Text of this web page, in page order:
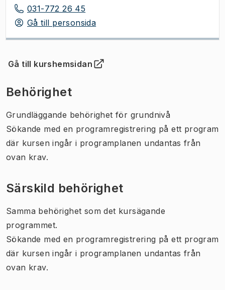
031-772 26 45
Gå till personsida
Gå till kurshemsidan
(Öppnas i ny flik)
Behörighet
Grundläggande behörighet för grundnivå
Sökande med en programregistrering på ett program
där kursen ingår i programplanen undantas från
ovan krav.
Särskild behörighet
Samma behörighet som det kursägande
programmet.
Sökande med en programregistrering på ett program
där kursen ingår i programplanen undantas från
ovan krav.